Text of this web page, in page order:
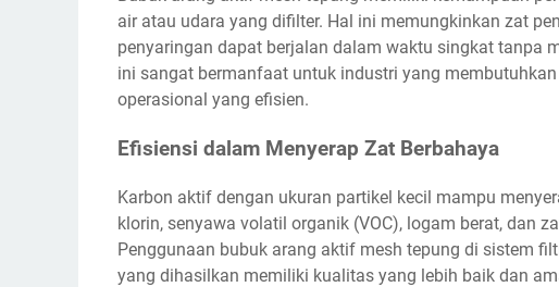
air atau udara yang difilter. Hal ini memungkinkan zat
penyaringan dapat berjalan dalam waktu singkat tanpa
ini sangat bermanfaat untuk industri yang
operasional yang efisien.
Efisiensi dalam Menyerap Zat Berbahaya
Karbon aktif dengan ukuran partikel kecil mampu
klorin, senyawa volatil organik (VOC), logam berat, dan
Penggunaan bubuk arang aktif mesh tepung di sistem
yang dihasilkan memiliki kualitas yang lebih baik dan